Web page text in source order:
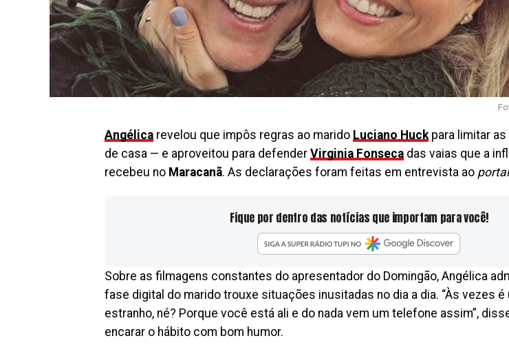
Angélica revelou que impôs regras ao marido Luciano Huckpara limitar
de casa — e aproveitou para defender Virginia Fonseca das vaias que a
recebeu no Maracanã. As declarações foram feitas em entrevista ao
Fique por dentro das notícias que importam para você!
Sobre as filmagens constantes do apresentador do Domingão, Angélica
fase digital do marido trouxe situações inusitadas no dia a dia. “Às vezes
estranho, né? Porque você está ali e do nada vem um telefone assim”,
encarar o hábito com bom humor.